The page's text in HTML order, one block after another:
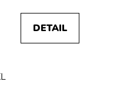
DETAIL